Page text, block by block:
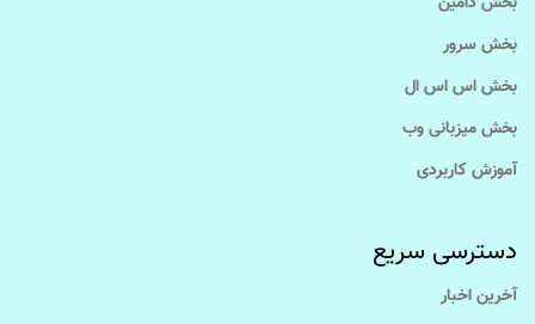
بخش سرور
بخش اس اس ال
بخش میزبانی وب
آموزش کاربردی
دسترسی سریع
آخرین اخبار